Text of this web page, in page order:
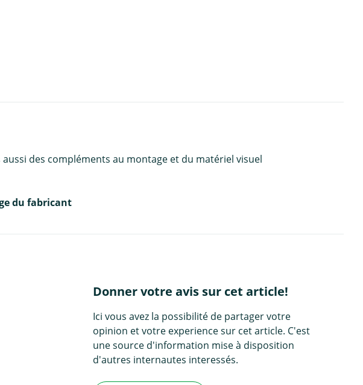
des compléments au montage et du matériel visuel
du fabricant
Donner votre avis sur cet article!
Ici vous avez la possibilité de partager votre
opinion et votre experience sur cet article. C'est
une source d'information mise à disposition
d'autres internautes interessés.